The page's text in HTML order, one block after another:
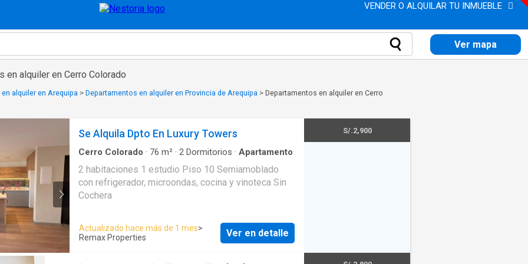
VENDER O ALQUILAR TU INMUEBLE
Ver mapa
en alquiler en Cerro Colorado
alquiler en Arequipa > Departamentos en alquiler en Provincia de Arequipa > Departamentos en alquiler en Cerro
Se Alquila Dpto En Luxury Towers
Cerro Colorado · 76 m² · 2 Dormitorios · Apartamento
2 habitaciones 1 estudio Piso 10 Semiamoblado
con refrigerador, microondas, cocina y vinoteca Sin
Cochera
Actualizado hace más de 1 mes>
Remax Properties
Ver en detalle
S/.2,900